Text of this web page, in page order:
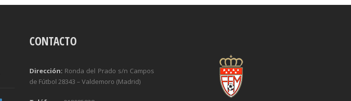
CONTACTO
Dirección: Ronda del Prado s/n Campos
de Fútbol 28343 – Valdemoro (Madrid)